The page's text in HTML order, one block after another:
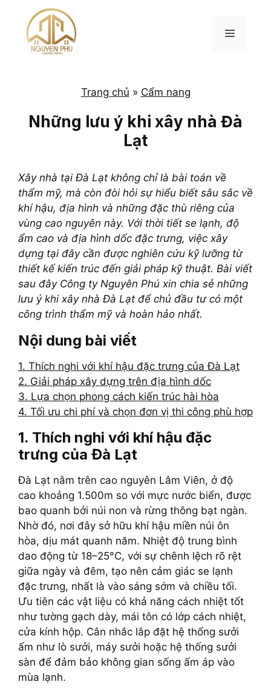
MENU
Trang chủ » Cẩm nang
Những lưu ý khi xây nhà Đà
Lạt
Xây nhà tại Đà Lạt không chỉ là bài toán về
thẩm mỹ, mà còn đòi hỏi sự hiểu biết sâu sắc về
khí hậu, địa hình và những đặc thù riêng của
vùng cao nguyên này. Với thời tiết se lạnh, độ
ẩm cao và địa hình dốc đặc trưng, việc xây
dựng tại đây cần được nghiên cứu kỹ lưỡng từ
thiết kế kiến trúc đến giải pháp kỹ thuật. Bài viết
sau đây Công ty Nguyên Phú xin chia sẻ những
lưu ý khi xây nhà Đà Lạt để chủ đầu tư có một
công trình thẩm mỹ và hoàn hảo nhất.
Nội dung bài viết
1. Thích nghi với khí hậu đặc trưng của Đà Lạt
2. Giải pháp xây dựng trên địa hình dốc
3. Lựa chọn phong cách kiến trúc hài hòa
4. Tối ưu chi phí và chọn đơn vị thi công phù hợp
1. Thích nghi với khí hậu đặc
trưng của Đà Lạt
Đà Lạt nằm trên cao nguyên Lâm Viên, ở độ
cao khoảng 1.500m so với mực nước biển, được
bao quanh bởi núi non và rừng thông bạt ngàn.
Nhờ đó, nơi đây sở hữu khí hậu miền núi ôn
hòa, dịu mát quanh năm. Nhiệt độ trung bình
dao động từ 18–25°C, với sự chênh lệch rõ rệt
giữa ngày và đêm, tạo nên cảm giác se lạnh
đặc trưng, nhất là vào sáng sớm và chiều tối.
Ưu tiên các vật liệu có khả năng cách nhiệt tốt
như tường gạch dày, mái tôn có lớp cách nhiệt,
cửa kính hộp. Cân nhắc lắp đặt hệ thống sưởi
ấm như lò sưởi, máy sưởi hoặc hệ thống sưởi
sàn để đảm bảo không gian sống ấm áp vào
mùa lạnh.